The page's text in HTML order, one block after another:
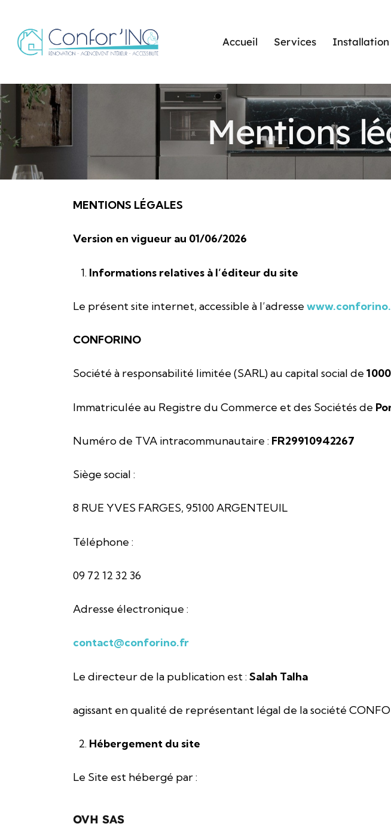
Accueil Services
Mentions
MENTIONS LÉGALES
Version en vigueur au 01/06/2026
Informations relatives à l’éditeur du site
Le présent site internet, accessible à l’adresse
CONFORINO
Société à responsabilité limitée (SARL) au capital social de
Immatriculée au Registre du Commerce et des Sociétés de
Numéro de TVA intracommunautaire : FR29910942267
Siège social :
8 RUE YVES FARGES, 95100 ARGENTEUIL
Téléphone :
09 72 12 32 36
Adresse électronique :
contact@conforino.fr
Le directeur de la publication est : Salah Talha
agissant en qualité de représentant légal de la société
Hébergement du site
Le Site est hébergé par :
OVH SAS